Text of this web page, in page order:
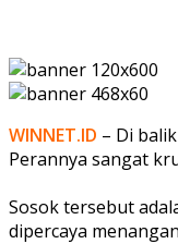
WINNET.ID – Di
Perannya sangat
‎Sosok tersebut
dipercaya